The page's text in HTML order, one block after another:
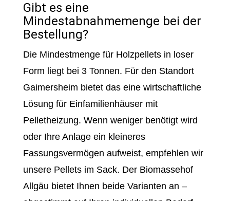
Gibt es eine
Mindestabnahmemenge bei der
Bestellung?
Die Mindestmenge für Holzpellets in loser
Form liegt bei 3 Tonnen. Für den Standort
Gaimersheim bietet das eine wirtschaftliche
Lösung für Einfamilienhäuser mit
Pelletheizung. Wenn weniger benötigt wird
oder Ihre Anlage ein kleineres
Fassungsvermögen aufweist, empfehlen wir
unsere Pellets im Sack. Der Biomassehof
Allgäu bietet Ihnen beide Varianten an –